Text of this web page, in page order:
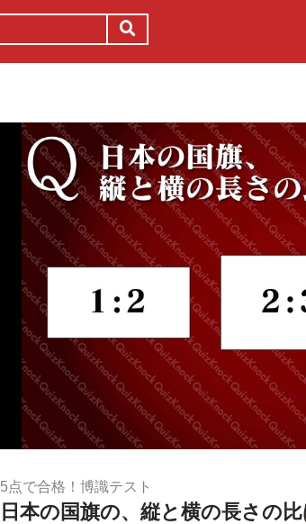
5点で合格！博識テスト
日本の国旗の、縦と横の長さの比